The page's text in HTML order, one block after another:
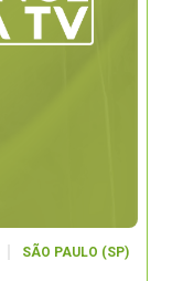
SÃO PAULO (SP)